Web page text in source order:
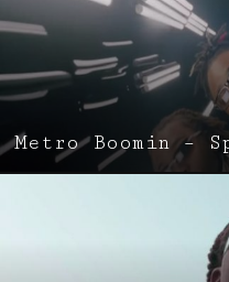
Metro Boomin –